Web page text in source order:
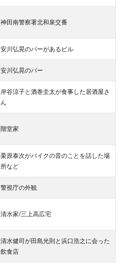
神田南警察署北和泉交番
安川弘晃のバーがあるビル
安川弘晃のバー
岸谷涼子と酒巻圭太が食事した居酒屋さ
ん
階堂家
栗原泰次がバイクの音のことを話した場
所など
警視庁の外観
清水家/三上高広宅
清水健司が田島光則と浜口浩之に会った
飲食店